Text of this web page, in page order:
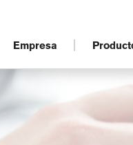
Empresa